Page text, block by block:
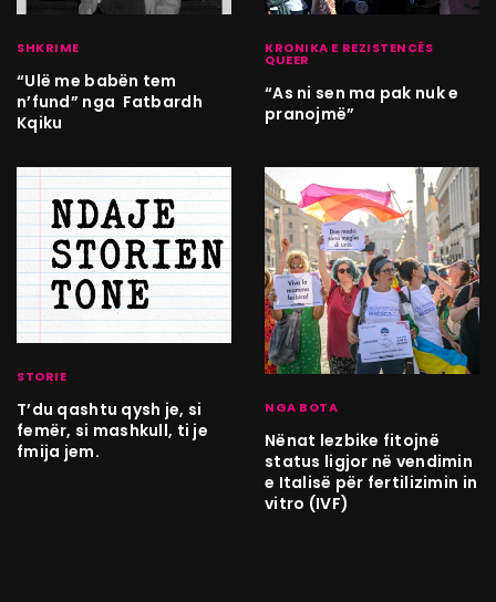
SHKRIME
“Ulë me babën tem
n’fund” nga Fatbardh
Kqiku
KRONIKA E REZISTENCËS
QUEER
“As ni sen ma pak nuk e
pranojmë”
STORIE
T’du qashtu qysh je, si
femër, si mashkull, ti je
fmija jem.
NGA BOTA
Nënat lezbike fitojnë
status ligjor në vendimin
e Italisë për fertilizimin in
vitro (IVF)